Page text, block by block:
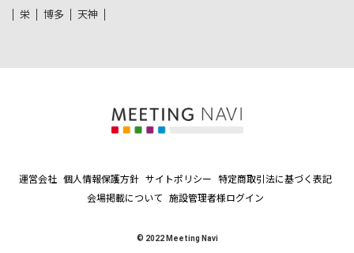
栄 博多 天神
運営会社 個人情報保護方針 サイトポリシー
特定商取引法に基づく表記
会場掲載について
施設管理者様ログイン
© 2022 Meeting Navi